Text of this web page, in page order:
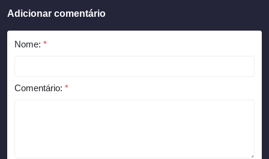
Adicionar comentário
Nome: *
Comentário: *